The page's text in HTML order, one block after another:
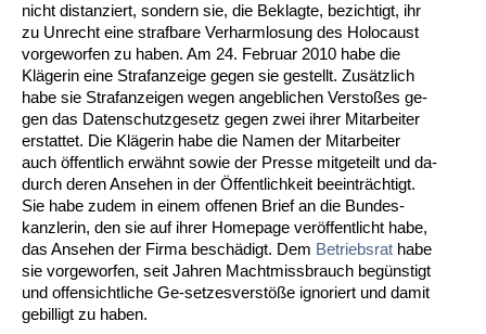
nicht dis­tan­ziert, son­dern sie, die Be­klag­te, be­zich­tigt, ihr
zu Un­recht ei­ne straf­ba­re Ver­harm­lo­sung des Ho­lo­caust
vor­ge­wor­fen zu ha­ben. Am 24. Fe­bru­ar 2010 ha­be die
Kläge­rin ei­ne Straf­an­zei­ge ge­gen sie ge­stellt. Zusätz­lich
ha­be sie Straf­an­zei­gen we­gen an­geb­li­chen Ver­s­toßes ge­
gen das Da­ten­schutz­ge­setz ge­gen zwei ih­rer Mit­ar­bei­ter
er­stat­tet. Die Kläge­rin ha­be die Na­men der Mit­ar­bei­ter
auch öffent­lich erwähnt so­wie der Pres­se mit­ge­teilt und da­
durch de­ren An­se­hen in der Öffent­lich­keit be­ein­träch­tigt.
Sie ha­be zu­dem in ei­nem of­fe­nen Brief an die Bun­des­
kanz­le­rin, den sie auf ih­rer Home­page veröf­fent­licht ha­be,
das An­se­hen der Fir­ma beschädigt. Dem Be­triebs­rat ha­be
sie vor­ge­wor­fen, seit Jah­ren Macht­miss­brauch begüns­tigt
und of­fen­sicht­li­che Ge-set­zes­verstöße igno­riert und da­mit
ge­bil­ligt zu ha­ben.